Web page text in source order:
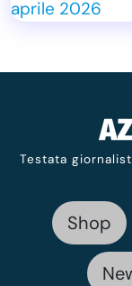
Testata
Shop